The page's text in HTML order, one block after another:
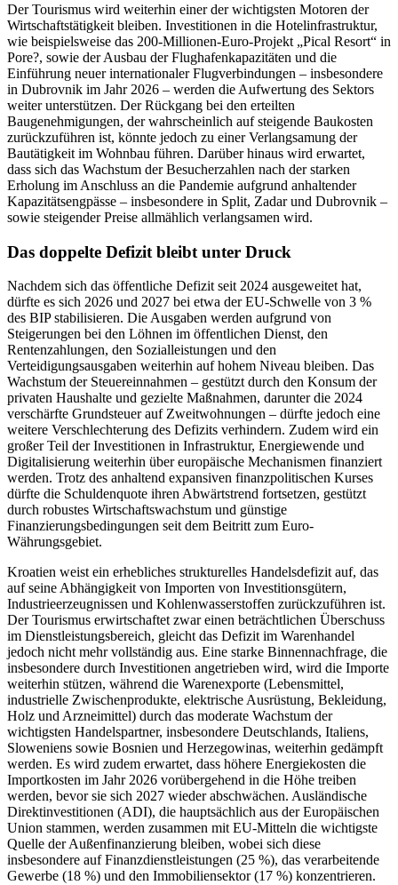
Der Tourismus wird weiterhin einer der wichtigsten Motoren der
Wirtschaftstätigkeit bleiben. Investitionen in die Hotelinfrastruktur,
wie beispielsweise das 200-Millionen-Euro-Projekt „Pical Resort“ in
Pore?, sowie der Ausbau der Flughafenkapazitäten und die
Einführung neuer internationaler Flugverbindungen – insbesondere
in Dubrovnik im Jahr 2026 – werden die Aufwertung des Sektors
weiter unterstützen. Der Rückgang bei den erteilten
Baugenehmigungen, der wahrscheinlich auf steigende Baukosten
zurückzuführen ist, könnte jedoch zu einer Verlangsamung der
Bautätigkeit im Wohnbau führen. Darüber hinaus wird erwartet,
dass sich das Wachstum der Besucherzahlen nach der starken
Erholung im Anschluss an die Pandemie aufgrund anhaltender
Kapazitätsengpässe – insbesondere in Split, Zadar und Dubrovnik –
sowie steigender Preise allmählich verlangsamen wird.
Das doppelte Defizit bleibt unter Druck
Nachdem sich das öffentliche Defizit seit 2024 ausgeweitet hat,
dürfte es sich 2026 und 2027 bei etwa der EU-Schwelle von 3 %
des BIP stabilisieren. Die Ausgaben werden aufgrund von
Steigerungen bei den Löhnen im öffentlichen Dienst, den
Rentenzahlungen, den Sozialleistungen und den
Verteidigungsausgaben weiterhin auf hohem Niveau bleiben. Das
Wachstum der Steuereinnahmen – gestützt durch den Konsum der
privaten Haushalte und gezielte Maßnahmen, darunter die 2024
verschärfte Grundsteuer auf Zweitwohnungen – dürfte jedoch eine
weitere Verschlechterung des Defizits verhindern. Zudem wird ein
großer Teil der Investitionen in Infrastruktur, Energiewende und
Digitalisierung weiterhin über europäische Mechanismen finanziert
werden. Trotz des anhaltend expansiven finanzpolitischen Kurses
dürfte die Schuldenquote ihren Abwärtstrend fortsetzen, gestützt
durch robustes Wirtschaftswachstum und günstige
Finanzierungsbedingungen seit dem Beitritt zum Euro-
Währungsgebiet.
Kroatien weist ein erhebliches strukturelles Handelsdefizit auf, das
auf seine Abhängigkeit von Importen von Investitionsgütern,
Industrieerzeugnissen und Kohlenwasserstoffen zurückzuführen ist.
Der Tourismus erwirtschaftet zwar einen beträchtlichen Überschuss
im Dienstleistungsbereich, gleicht das Defizit im Warenhandel
jedoch nicht mehr vollständig aus. Eine starke Binnennachfrage, die
insbesondere durch Investitionen angetrieben wird, wird die Importe
weiterhin stützen, während die Warenexporte (Lebensmittel,
industrielle Zwischenprodukte, elektrische Ausrüstung, Bekleidung,
Holz und Arzneimittel) durch das moderate Wachstum der
wichtigsten Handelspartner, insbesondere Deutschlands, Italiens,
Sloweniens sowie Bosnien und Herzegowinas, weiterhin gedämpft
werden. Es wird zudem erwartet, dass höhere Energiekosten die
Importkosten im Jahr 2026 vorübergehend in die Höhe treiben
werden, bevor sie sich 2027 wieder abschwächen. Ausländische
Direktinvestitionen (ADI), die hauptsächlich aus der Europäischen
Union stammen, werden zusammen mit EU-Mitteln die wichtigste
Quelle der Außenfinanzierung bleiben, wobei sich diese
insbesondere auf Finanzdienstleistungen (25 %), das verarbeitende
Gewerbe (18 %) und den Immobiliensektor (17 %) konzentrieren.